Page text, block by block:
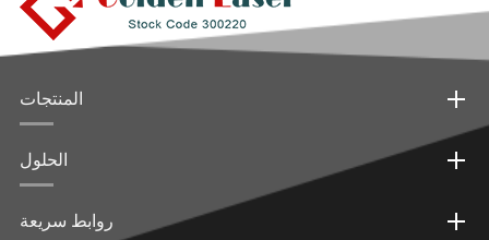
المنتجات
الحلول
روابط سريعة